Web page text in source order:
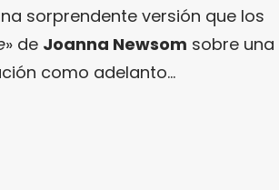
sorprendente versión que los
» de Joanna Newsom sobre una
como adelanto…